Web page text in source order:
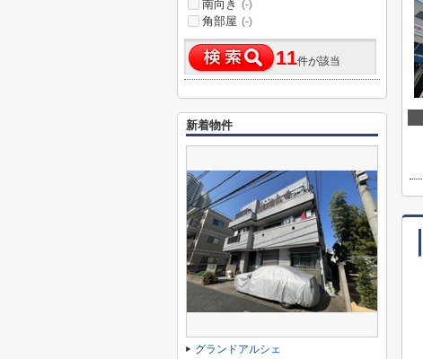
南向き (-)
角部屋 (-)
11件が該当
新着物件
グランドアルシェ